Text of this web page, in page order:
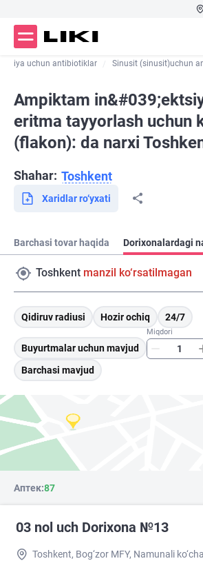
uchun antibiotiklar Sinusit (sinusit)uchun
Ampiktam
eritma tayyorlash uchun
(flakon): da narxi
Shahar: Toshkent
Xaridlar ro‘yxati
Barchasi tovar haqida Dorixonalardagi
Toshkent manzil ko‘rsatilmagan
Qidiruv radiusi Hozir ochiq 24/7
Buyurtmalar uchun mavjud
Miqdori
Barchasi mavjud
Аптек:87
03 nol uch Dorixona №13
Toshkent, Bog‘zor MFY, Namunali